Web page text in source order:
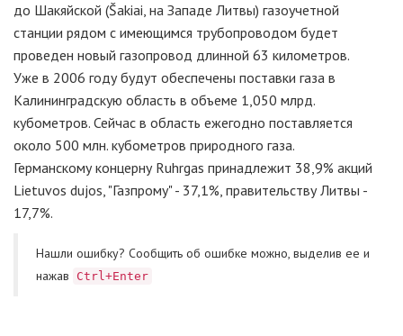
до Шакяйской (Šakiai, на Западе Литвы) газоучетной
станции рядом с имеющимся трубопроводом будет
проведен новый газопровод длинной 63 километров.
Уже в 2006 году будут обеспечены поставки газа в
Калининградскую область в объеме 1,050 млрд.
кубометров. Сейчас в область ежегодно поставляется
около 500 млн. кубометров природного газа.
Германскому концерну Ruhrgas принадлежит 38,9% акций
Lietuvos dujos, "Газпрому" - 37,1%, правительству Литвы -
17,7%.
Нашли ошибку? Cообщить об ошибке можно, выделив ее и
нажав
Ctrl+Enter